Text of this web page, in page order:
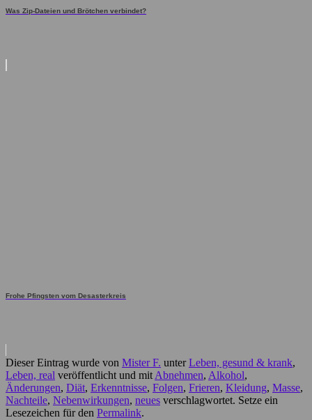
Was Zip-Dateien und Brötchen verbindet?
Frohe Pfingsten vom Desasterkreis
Dieser Eintrag wurde von Mister F. unterLeben, gesund & krank,
Leben, real veröffentlicht und mit Abnehmen, Alkohol,
Änderungen, Diät, Erkenntnisse, Folgen, Frieren, Kleidung, Masse,
Nachteile, Nebenwirkungen, neues verschlagwortet. Setze ein
Lesezeichen für den Permalink.